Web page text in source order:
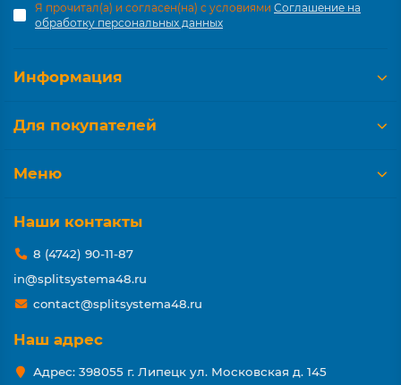
Я прочитал(а) и согласен(на) с условиями Соглашение на
обработку персональных данных
Информация
Для покупателей
Меню
Наши контакты
8 (4742) 90-11-87
in@splitsystema48.ru
contact@splitsystema48.ru
Наш адрес
Адрес: 398055 г. Липецк ул. Московская д. 145